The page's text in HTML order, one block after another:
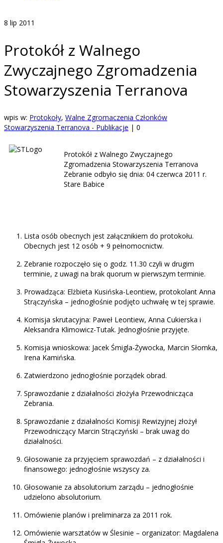
8 lip 2011
Protokół z Walnego
Zwyczajnego Zgromadzenia
Stowarzyszenia Terranova
wpis w: Protokoły, Walne Zgromaczenia Członków
Stowarzyszenia Terranova - Publikacje | 0
Protokół z Walnego Zwyczajnego
Zgromadzenia Stowarzyszenia Terranova
Zebranie odbyło się dnia: 04 czerwca 2011 r.
Stare Babice
Lista osób obecnych jest załącznikiem do protokołu.
Obecnych jest 12 osób + 9 pełnomocnictw.
Zebranie rozpoczęło się o godz. 11.30 czyli w drugim
terminie, z uwagi na brak quorum w pierwszym terminie.
Prowadząca: Elżbieta Kusińska-Leontiew, protokolant Anna
Strączyńska – jednogłośnie podjęto uchwałę w tej sprawie.
Komisja skrutacyjna: Paweł Leontiew, Anna Cukierska i
Aleksandra Klimowicz-Tutak. Jednogłośnie przyjęte.
Komisja wnioskowa: Jacek Śmigla-Żywocka, Marcin Słomka,
Irena Kamińska.
Zatwierdzono jednogłośnie porządek obrad.
Sprawozdanie z działalności złożyła Przewodnicząca
Zebrania.
Sprawozdanie z działalności Komisji Rewizyjnej złożył
Przewodniczący Marcin Strączyński – brak uwag do
działalności.
Głosowanie za przyjęciem sprawozdań – z działalności i
finansowego: jednogłośnie wszyscy za.
Głosowanie za absolutorium zarządu – jednogłośnie
udzielono absolutorium.
Omówienie planów i preliminarza za 2011 rok.
Omówienie warsztatów w Ślesinie – organizator: Magdalena